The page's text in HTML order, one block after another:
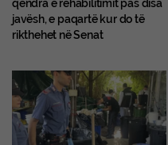
qendra e rehabilitimit pas disa
javësh, e paqartë kur do të
rikthehet në Senat